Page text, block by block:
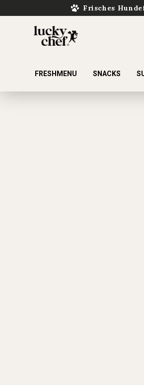
Frisches
FRESHMENU SNACKS